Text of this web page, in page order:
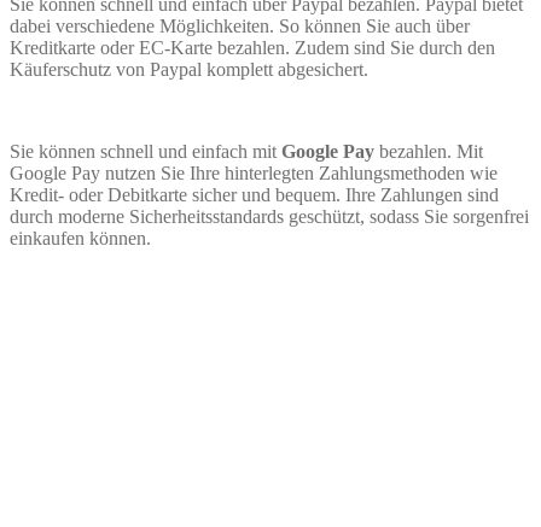
Sie können schnell und einfach über Paypal bezahlen. Paypal bietet
dabei verschiedene Möglichkeiten. So können Sie auch über
Kreditkarte oder EC-Karte bezahlen. Zudem sind Sie durch den
Käuferschutz von Paypal komplett abgesichert.
Sie können schnell und einfach mit Google Pay bezahlen. Mit
Google Pay nutzen Sie Ihre hinterlegten Zahlungsmethoden wie
Kredit- oder Debitkarte sicher und bequem. Ihre Zahlungen sind
durch moderne Sicherheitsstandards geschützt, sodass Sie sorgenfrei
einkaufen können.